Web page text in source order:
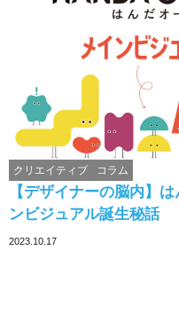
【デザイナーの脳内】
ンビジュアル誕生秘話
クリエイティブ コラム
2023.10.17